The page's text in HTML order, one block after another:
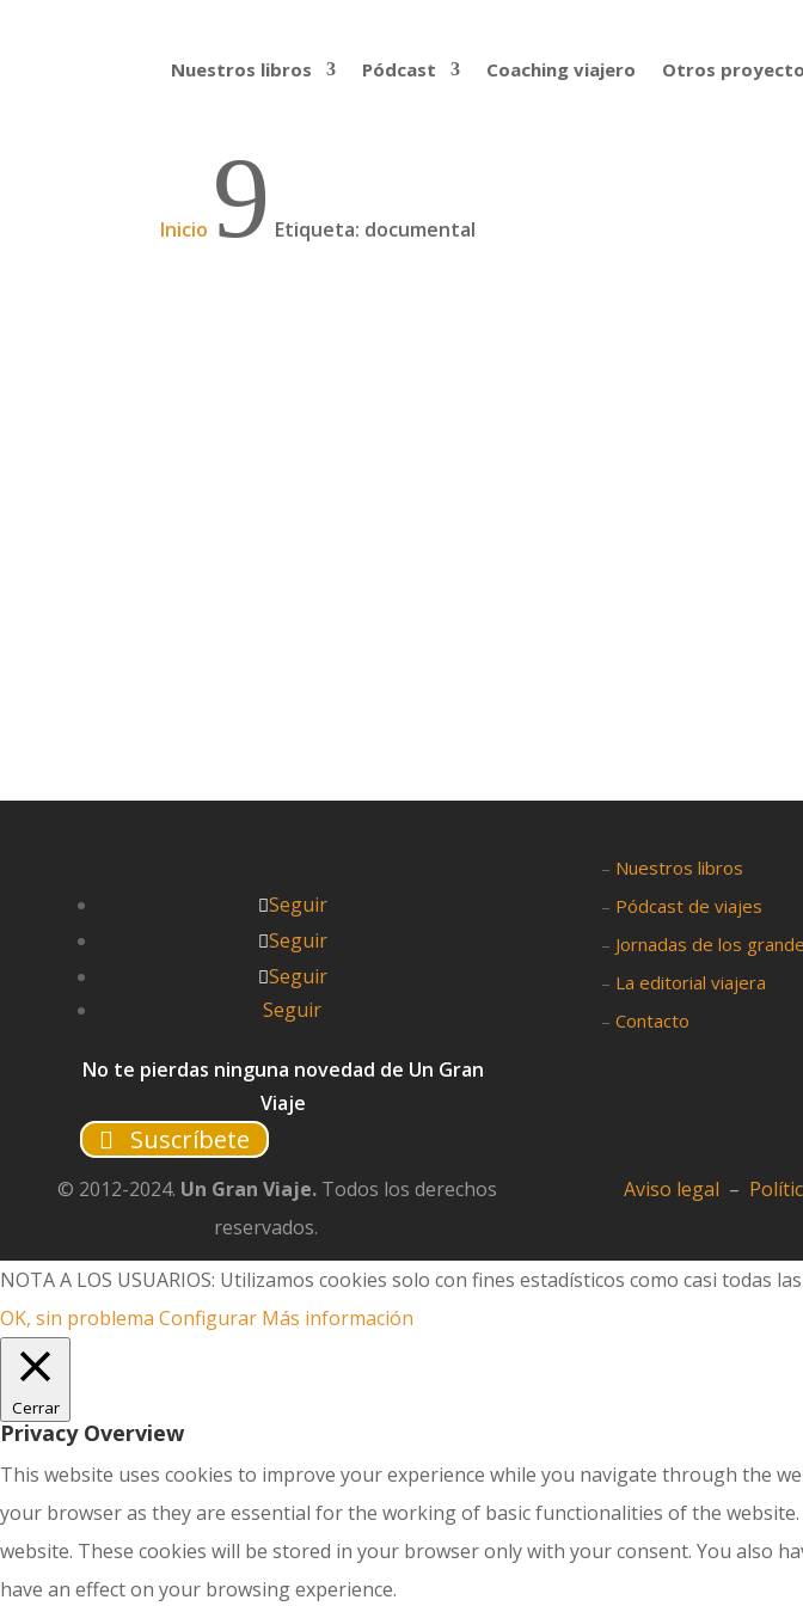
Nuestros libros Pódcast Coaching viajero Otros
Inicio 9 Etiqueta: documental
Seguir
Seguir
Seguir
Seguir
No te pierdas ninguna novedad de Un Gran
Viaje
Suscríbete
– Nuestros libros
– Pódcast de viajes
– Jornadas de los
– La editorial viajera
– Contacto
© 2012-2024. Un Gran Viaje. Todos los derechos
reservados.
Aviso legal –
NOTA A LOS USUARIOS: Utilizamos cookies solo con fines estadísticos como casi todas
OK, sin problema Configurar Más información
Cerrar
Privacy Overview
This website uses cookies to improve your experience while you navigate through the
your browser as they are essential for the working of basic functionalities of the
website. These cookies will be stored in your browser only with your consent. You
have an effect on your browsing experience.